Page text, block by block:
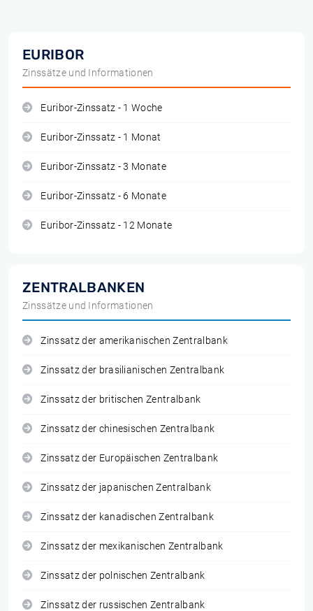
EURIBOR
Zinssätze und Informationen
Euribor-Zinssatz - 1 Woche
Euribor-Zinssatz - 1 Monat
Euribor-Zinssatz - 3 Monate
Euribor-Zinssatz - 6 Monate
Euribor-Zinssatz - 12 Monate
ZENTRALBANKEN
Zinssätze und Informationen
Zinssatz der amerikanischen Zentralbank
Zinssatz der brasilianischen Zentralbank
Zinssatz der britischen Zentralbank
Zinssatz der chinesischen Zentralbank
Zinssatz der Europäischen Zentralbank
Zinssatz der japanischen Zentralbank
Zinssatz der kanadischen Zentralbank
Zinssatz der mexikanischen Zentralbank
Zinssatz der polnischen Zentralbank
Zinssatz der russischen Zentralbank